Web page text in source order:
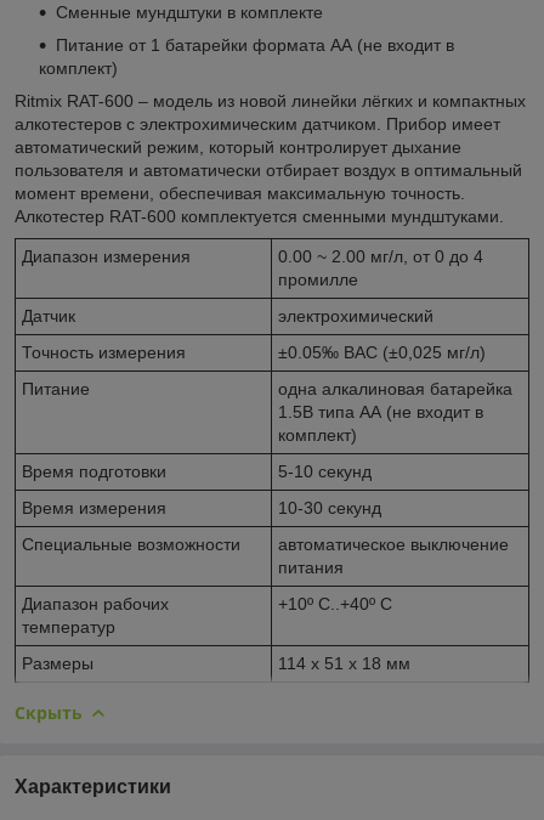
Сменные мундштуки в комплекте
Питание от 1 батарейки формата АА (не входит в
комплект)
Ritmix RAT-600 – модель из новой линейки лёгких и компактных
алкотестеров с электрохимическим датчиком. Прибор имеет
автоматический режим, который контролирует дыхание
пользователя и автоматически отбирает воздух в оптимальный
момент времени, обеспечивая максимальную точность.
Алкотестер RAT-600 комплектуется сменными мундштуками.
Диапазон измерения
0.00 ~ 2.00 мг/л, от 0 до 4
промилле
Датчик
электрохимический
Точность измерения
±0.05‰ BAC (±0,025 мг/л)
Питание
одна алкалиновая батарейка
1.5В типа АА (не входит в
комплект)
Время подготовки
5-10 секунд
Время измерения
10-30 секунд
Специальные возможности
автоматическое выключение
питания
Диапазон рабочих
температур
+10º C..+40º C
Размеры 114 x 51 x 18 мм
Скрыть
Характеристики